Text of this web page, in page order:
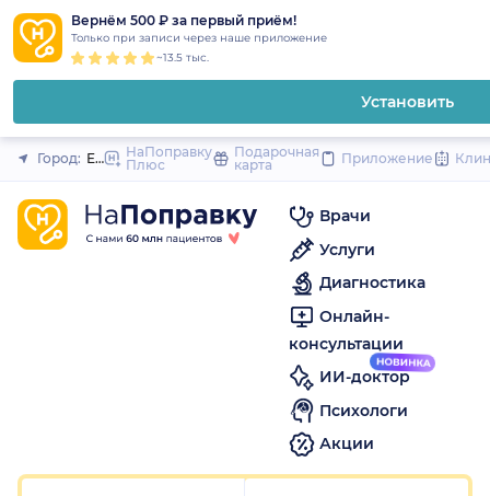
Вернём 500 ₽ за первый приём!
Только при записи через наше приложение
~13.5 тыс.
Установить
Закрыть
Город: Екатеринбург
НаПоправку
Плюс
Подарочная
карта
Приложение
Врачи
Услуги
Диагностика
Онлайн-
консультации
ИИ-доктор
Психологи
Акции